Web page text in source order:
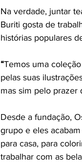
Na verdade, juntar
Buriti gosta de
histórias populares
“Temos uma
pelas suas
mas sim pelo prazer
Desde a fundação,
grupo e eles
para casa, para
trabalhar com as